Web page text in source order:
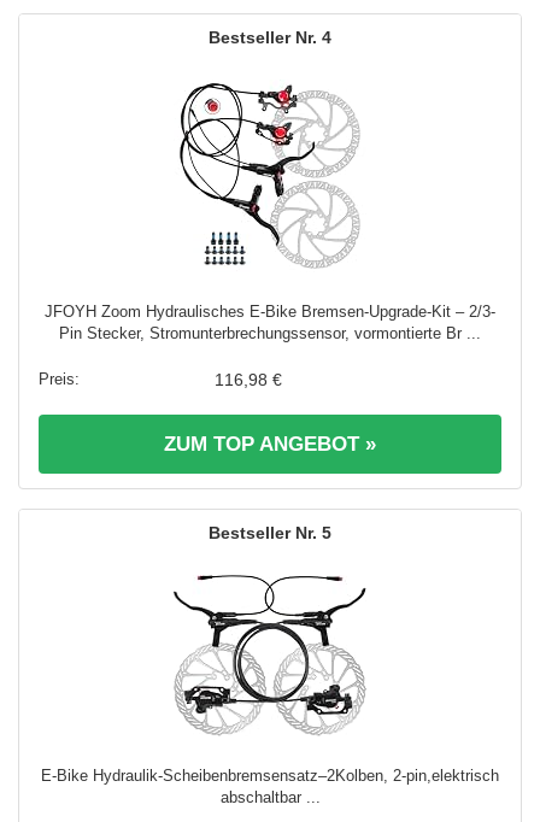
4
JFOYH Zoom Hydraulisches E-Bike Bremsen-Upgrade-Kit – 2/3-
Pin Stecker, Stromunterbrechungssensor, vormontierte Br ...
116,98 €
ZUM TOP ANGEBOT »
5
E-Bike Hydraulik-Scheibenbremsensatz–2Kolben, 2-pin,elektrisch
abschaltbar ...